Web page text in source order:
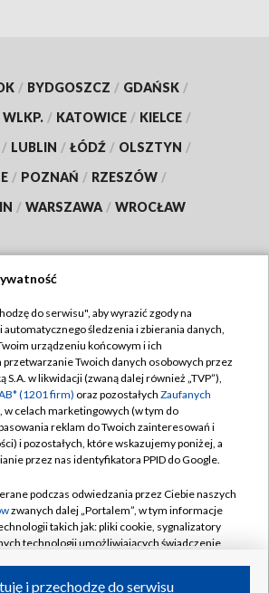
/ BYDGOSZCZ / GDAŃSK /
/ KATOWICE / KIELCE /
/ LUBLIN / ŁÓDŹ / OLSZTYN /
/ POZNAŃ / RZESZÓW /
/ WARSZAWA / WROCŁAW
TVP
TVP
Cyfrowa
Regulamin TVP
Polityka prywatności
Moje zgody
Pomoc
Kontakt
Kanały
do serwisu", aby wyrazić zgody na
śledzenia i zbierania danych,
urządzeniu końcowym i ich
Twoich danych osobowych przez
S.A. w likwidacji (zwaną dalej również „TVP”),
(1201 firm) oraz pozostałych Zaufanych
, w celach marketingowych (w tym do
reklam do Twoich zainteresowań i
i pozostałych, które wskazujemy poniżej, a
przez nas identyfikatora PPID do Google.
podczas odwiedzania przez Ciebie naszych
zwanych dalej „Portalem”, w tym informacje
takich jak: pliki cookie, sygnalizatory
technologii umożliwiających świadczenie
i przechodzę do serwisu